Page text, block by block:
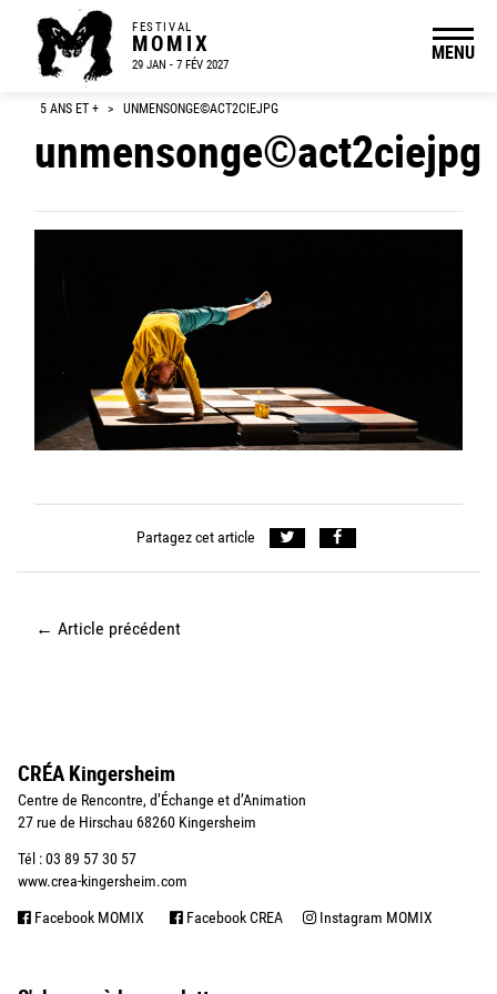
FESTIVAL
MOMIX
29 JAN - 7 FÉV 2027
MENU
5 ANS ET + > UNMENSONGE©ACT2CIEJPG
unmensonge©act2ciejpg
Partagez cet article
← Article précédent
CRÉA Kingersheim
Centre de Rencontre, d’Échange et d’Animation
27 rue de Hirschau 68260 Kingersheim
Tél : 03 89 57 30 57
www.crea-kingersheim.com
Facebook MOMIX Facebook CREA Instagram MOMIX